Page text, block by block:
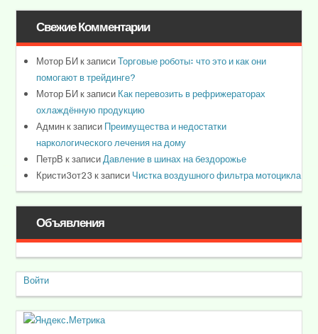
Свежие Комментарии
Мотор БИк записиТорговые роботы: что это и как они
помогают в трейдинге?
Мотор БИк записиКак перевозить в рефрижераторах
охлаждённую продукцию
Админк записиПреимущества и недостатки
наркологического лечения на дому
ПетрВ к записиДавление в шинах на бездорожье
Кристи3от23 к записиЧистка воздушного фильтра мотоцикла
Объявления
Войти